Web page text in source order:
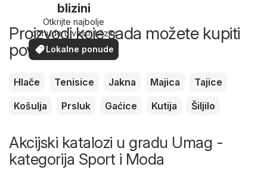
blizini
Otkrijte najbolje
ponude u vašoj blizini
Lokalne ponude
Proizvodi koje sada možete kupiti
povoljnije
Hlače Tenisice Jakna Majica
Tajice
Košulja
Prsluk Gaćice Kutija Šiljilo
Akcijski katalozi u gradu Umag -
kategorija Sport i Moda